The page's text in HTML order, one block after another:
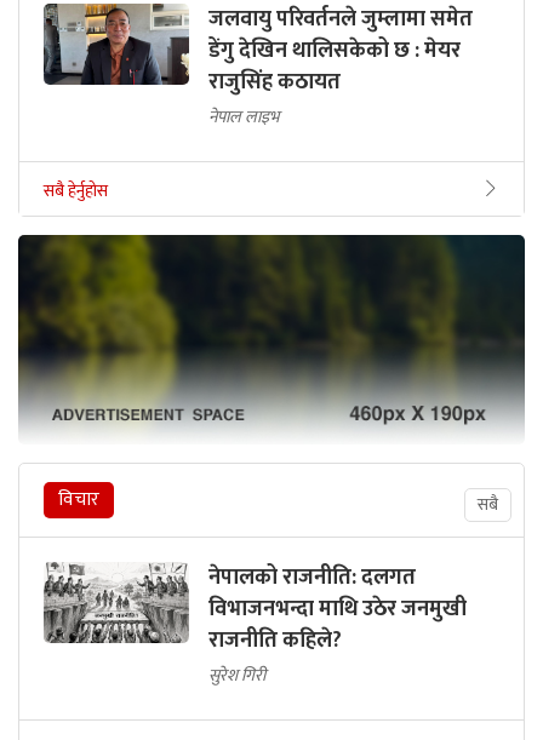
जलवायु परिवर्तनले जुम्लामा समेत
डेंगु देखिन थालिसकेको छ : मेयर
राजुसिंह कठायत
नेपाल लाइभ
सबै हेर्नुहोस
विचार सबै
नेपालको राजनीति: दलगत
विभाजनभन्दा माथि उठेर जनमुखी
राजनीति कहिले?
सुरेश गिरी